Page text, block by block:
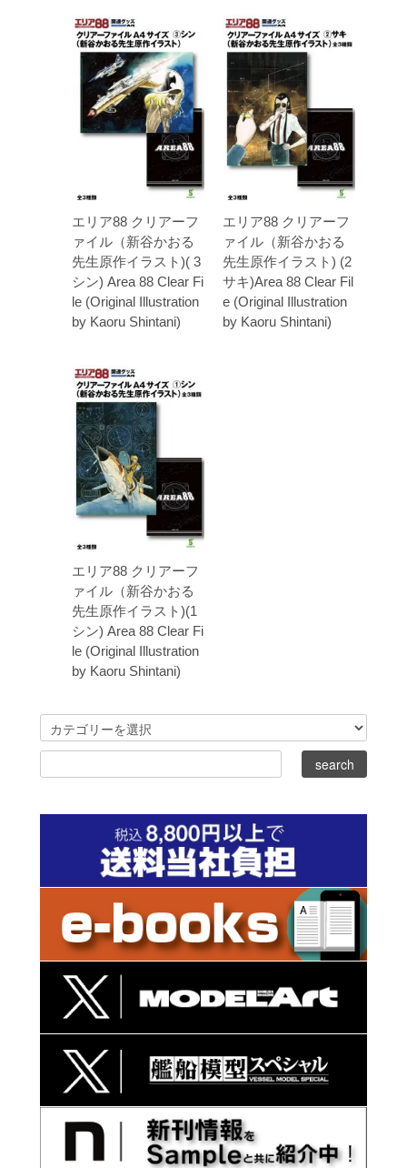
エリア88 クリアーフ
ァイル（新谷かおる
先生原作イラスト)( 3
シン) Area 88 Clear Fi
le (Original Illustration
by Kaoru Shintani)
エリア88 クリアーフ
ァイル（新谷かおる
先生原作イラスト) (2
サキ)Area 88 Clear Fil
e (Original Illustration
by Kaoru Shintani)
エリア88 クリアーフ
ァイル（新谷かおる
先生原作イラスト)(1
シン) Area 88 Clear Fi
le (Original Illustration
by Kaoru Shintani)